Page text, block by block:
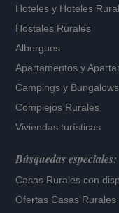
Hoteles y Hoteles
Hostales Rurales
Albergues
Apartamentos y
Campings y Bungalows
Complejos Rurales
Viviendas turísticas
Búsquedas especiales:
Casas Rurales con
Ofertas Casas Rurales